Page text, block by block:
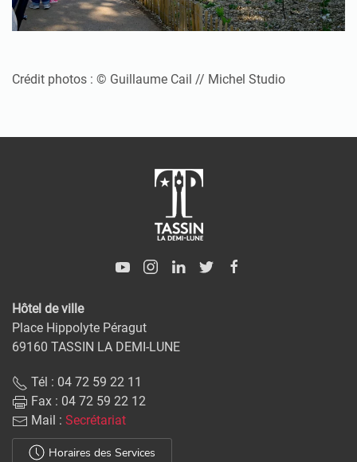
Crédit photos : © Guillaume Cail // Michel Studio
Hôtel de ville
Place Hippolyte Péragut
69160 TASSIN LA DEMI-LUNE
Tél : 04 72 59 22 11
Fax : 04 72 59 22 12
Mail : Secrétariat
Horaires des Services